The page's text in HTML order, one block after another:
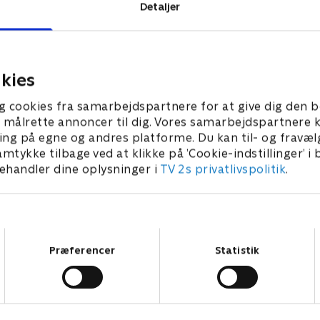
Detaljer
cookies fra samarbejdspartnere for at give dig den
annoncer til dig. Vores samarbejdspartnere
på egne og andres platforme. Du kan til- og
tilbage ved at klikke på ’Cookie-indstillinger’ i
dine oplysninger i TV 2s privatlivspolitik.
Præferencer Statistik
til Leicester, hvor Karen
Harley.
• 45 min
Glasgow West End